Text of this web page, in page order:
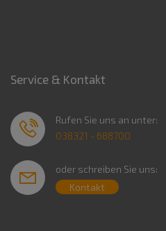
Service & Kontakt
Rufen Sie uns an unter:
038321 - 688700
oder schreiben Sie uns:
Kontakt